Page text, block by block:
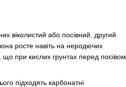
віколистий або посівний, другий
росте навіть на неродючих
при кислих грунтах перед посівом
підходять карбонатні